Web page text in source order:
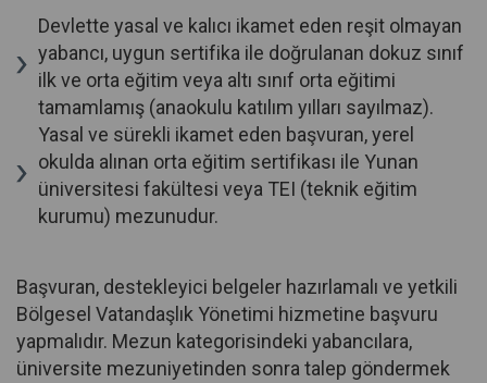
Devlette yasal ve kalıcı ikamet eden reşit olmayan
yabancı, uygun sertifika ile doğrulanan dokuz sınıf
ilk ve orta eğitim veya altı sınıf orta eğitimi
tamamlamış (anaokulu katılım yılları sayılmaz).
Yasal ve sürekli ikamet eden başvuran, yerel
okulda alınan orta eğitim sertifikası ile Yunan
üniversitesi fakültesi veya TEI (teknik eğitim
kurumu) mezunudur.
Başvuran, destekleyici belgeler hazırlamalı ve yetkili
Bölgesel Vatandaşlık Yönetimi hizmetine başvuru
yapmalıdır. Mezun kategorisindeki yabancılara,
üniversite mezuniyetinden sonra talep göndermek